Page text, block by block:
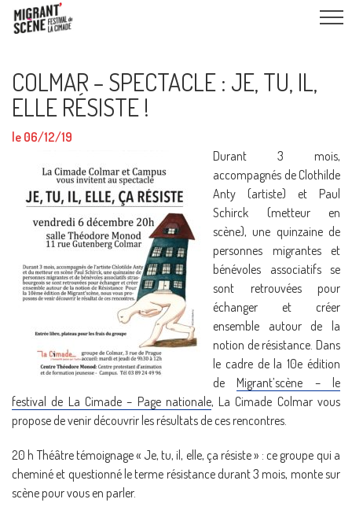
COLMAR – SPECTACLE : JE, TU, IL,
ELLE RÉSISTE !
le 06/12/19
Durant 3 mois,
accompagnés de Clothilde
Anty (artiste) et Paul
Schirck (metteur en
scène), une quinzaine de
personnes migrantes et
bénévoles associatifs se
sont retrouvées pour
échanger et créer
ensemble autour de la
notion de résistance. Dans
le cadre de la 10e édition
de Migrant’scène – le
festival de La Cimade – Page nationale, La Cimade Colmar vous
propose de venir découvrir les résultats de ces rencontres.
20 h Théâtre témoignage « Je, tu, il, elle, ça résiste » : ce groupe qui a
cheminé et questionné le terme résistance durant 3 mois, monte sur
scène pour vous en parler.